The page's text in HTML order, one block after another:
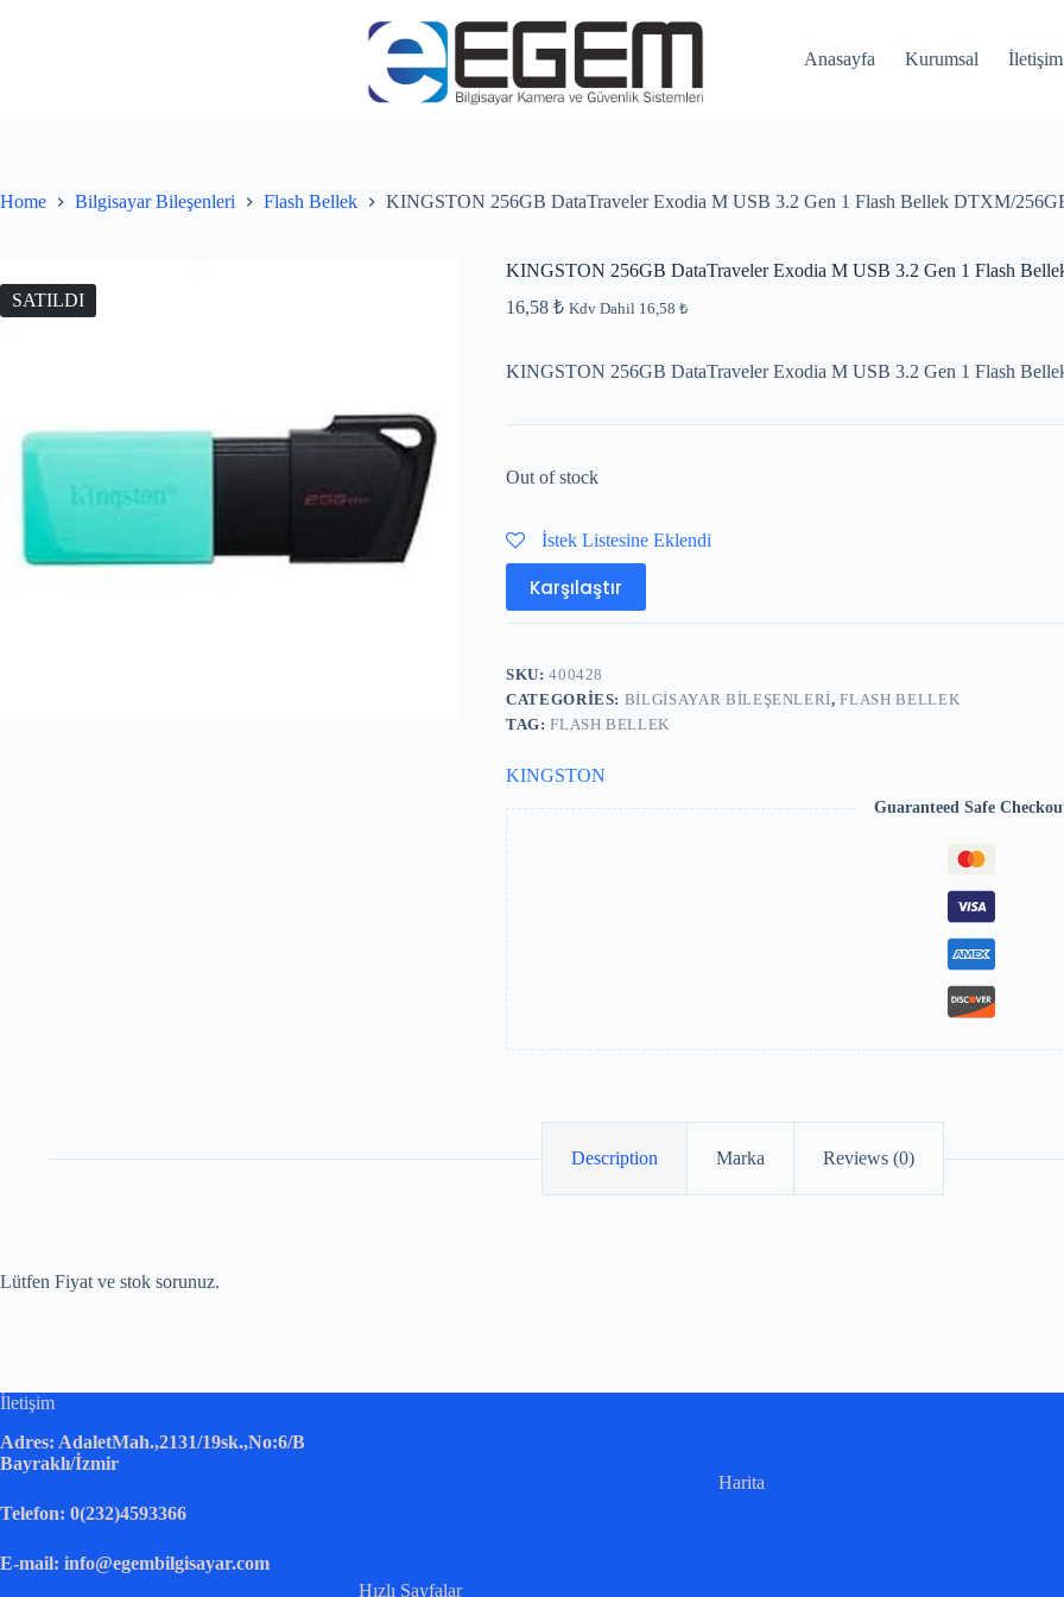
Anasayfa Kurumsal İletişim
Home Bilgisayar Bileşenleri Flash Bellek KINGSTON 256GB DataTraveler Exodia M USB 3.2 Gen 1 Flash Bellek DTXM/
SATILDI
KINGSTON 256GB DataTraveler Exodia M USB 3.2 Gen 1 Flash
16,58 ₺ Kdv Dahil 16,58 ₺
KINGSTON 256GB DataTraveler Exodia M USB 3.2 Gen 1 Flash
Out of stock
İstek Listesine Eklendi
Karşılaştır
SKU:400428
CATEGORIES: BILGISAYAR BILEŞENLERI,FLASH BELLEK
TAG:FLASH BELLEK
KINGSTON
Guaranteed Safe
Description Marka Reviews (0)
Lütfen Fiyat ve stok sorunuz.
İletişim
Adres: AdaletMah.,2131/19sk.,No:6/B
Bayraklı/İzmir
Telefon: 0(232)4593366
E-mail: info@egembilgisayar.com
Hızlı Sayfalar
Harita